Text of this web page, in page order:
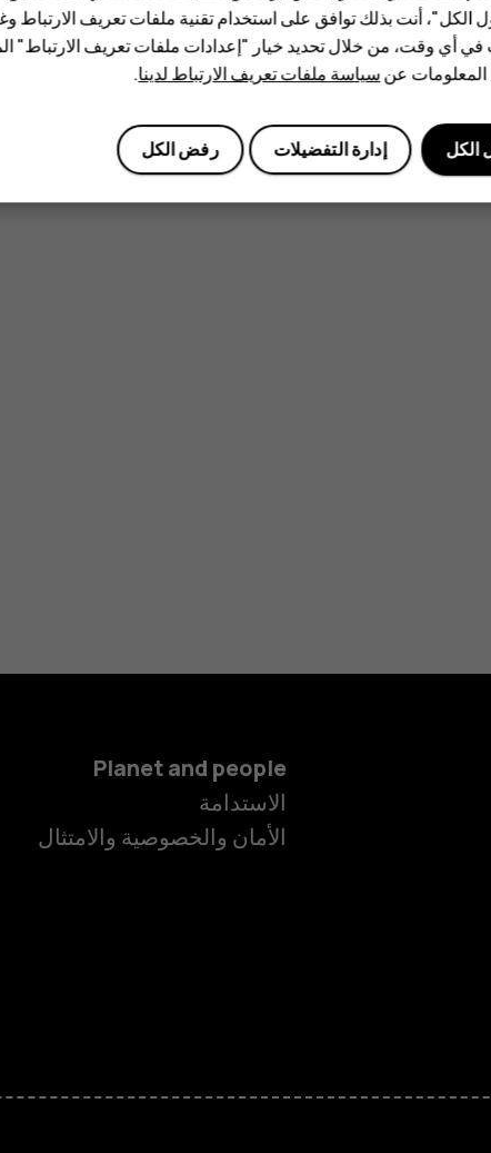
الهواتف الذكية
HMD Terra M
Planet and people
الاستدامة
الأمان والخصوصية والامتثال
الكل"، أنت بذلك توافق على استخدام تقنية ملفات تعريف الارتباط
في أي وقت، من خلال تحديد خيار "إعدادات ملفات تعريف
المعلومات عنسياسة ملفات تعريف الارتباط لدينا.
رفض الكل إدارة التفضيلات الكل